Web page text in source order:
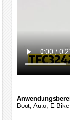
Boot, Auto, E-